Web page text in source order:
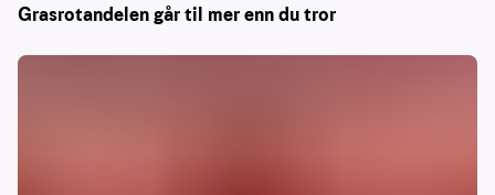
Grasrotandelen går til mer enn du tror